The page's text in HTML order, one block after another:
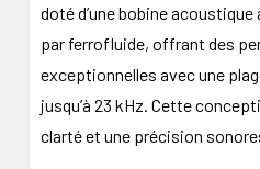
doté d’une bobine
par ferrofluide, offrant des
exceptionnelles avec une
jusqu’à 23 kHz. Cette
clarté et une précision